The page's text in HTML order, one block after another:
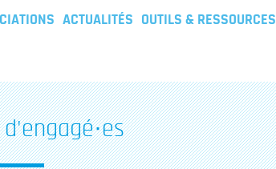
ACTUALITÉS OUTILS & RESSOURCES